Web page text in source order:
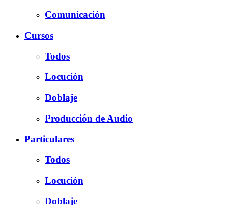
Comunicación
Cursos
Todos
Locución
Doblaje
Producción de Audio
Particulares
Todos
Locución
Doblaje